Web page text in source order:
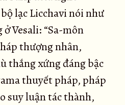
lạc Licchavi nói như
Vesali: “Sa-môn
thượng nhân,
thắng xứng đáng bậc
thuyết pháp, pháp
suy luận tác thành,